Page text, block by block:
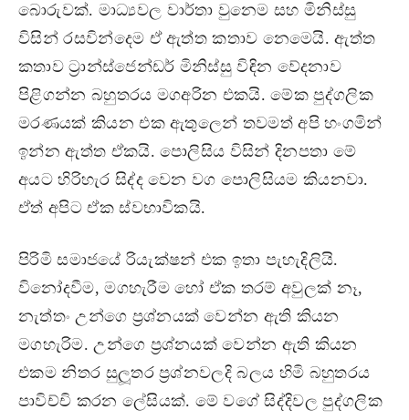
බොරුවක්. මාධ්‍යවල වාර්තා වුනෙම සහ මිනිස්සු
විසින් රසවින්දෙම ඒ ඇත්ත කතාව නෙමෙයි. ඇත්ත
කතාව ට‍්‍රාන්ස්ජෙන්ඩර් මිනිස්සු විඳින වේදනාව
පිළිගන්න බහුතරය මගඅරින එකයි. මේක පුද්ගලික
මරණයක් කියන එක ඇතුලෙන් තවමත් අපි හංගමින්
ඉන්න ඇත්ත ඒකයි. පොලිසිය විසින් දිනපතා මේ
අයට හිරිහැර සිද්ද වෙන වග පොලිසියම කියනවා.
ඒත් අපිට ඒක ස්වභාවිකයි.
පිරිමි සමාජයේ රියැක්ෂන් එක ඉතා පැහැදිලියි.
විනෝදවීම, මගහැරීම හෝ ඒක තරම් අවුලක් නෑ,
නැත්තං උන්ගෙ ප‍්‍රශ්නයක් වෙන්න ඇති කියන
මගහැරිම. උන්ගෙ ප‍්‍රශ්නයක් වෙන්න ඇති කියන
එකම නිතර සුලූතර ප‍්‍රශ්නවලදි බලය හිමි බහුතරය
පාවිච්චි කරන ලේසියක්. මේ වගේ සිද්දිවල පුද්ගලික